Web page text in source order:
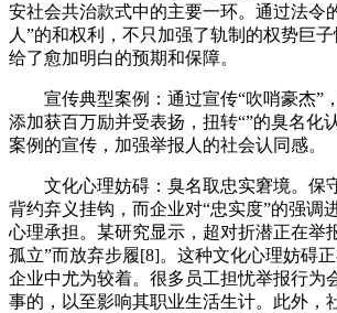
安社会共治款式中的主要一环。通过法令
人”的和权利，不只加强了轨制的权势巨
给了愈加明白的预期和保障。
宣传典型案例：通过宣传“吹哨豪杰”
添加获百万励并受表扬，扭转“”的臭名化
案例的宣传，加强举报人的社会认同感。
文化心理妨碍：臭名取忠实窘境。保
背约弃义挂钩，而企业对“忠实度”的强调
心理承担。某研究显示，超对折潜正在举
孤立”而放弃步履[8]。这种文化心理妨碍
企业中尤为较着。很多员工担忧举报行为
事的，以至影响其职业生活生计。此外，